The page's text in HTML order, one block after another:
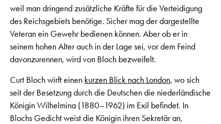
weil man dringend zusätzliche Kräfte für die Verteidigung
des Reichsgebiets benötige. Sicher mag der dargestellte
Veteran ein Gewehr bedienen können. Aber ob er in
seinem hohen Alter auch in der Lage sei, vor dem Feind
davonzurennen, wird von Bloch bezweifelt.
Curt Bloch wirft einen kurzen Blick nach London, wo sich
seit der Besetzung durch die Deutschen die niederländische
Königin Wilhelmina (1880–1962) im Exil befindet. In
Blochs Gedicht weist die Königin ihren Sekretär an,